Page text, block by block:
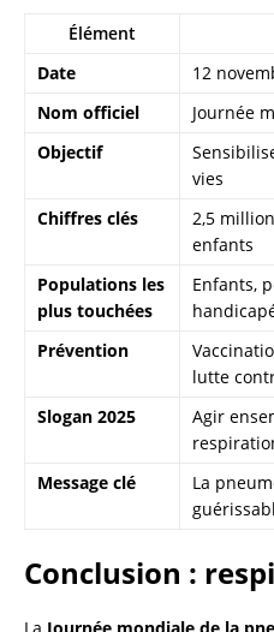
Élément
Date
12
Nom officiel
Journée
Objectif
vies
Chiffres clés
2,5
enfants
Populations les
plus touchées
Enfants,
Prévention
lutte
Slogan 2025
Agir
Message clé
La
Conclusion :